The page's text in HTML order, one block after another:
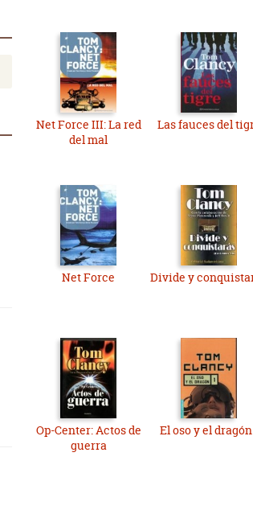
Net Force III: La red
del mal
Las fauces del
Net Force Divide y
Op-Center: Actos de
guerra
El oso y el